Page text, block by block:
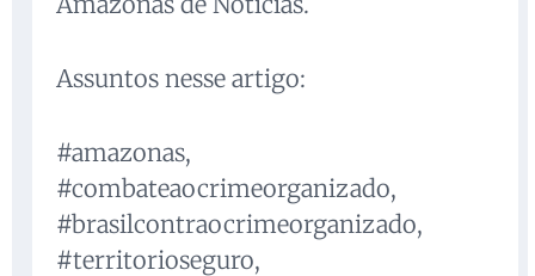
Assuntos nesse artigo:
#amazonas,
#combateaocrimeorganizado,
#brasilcontraocrimeorganizado,
#territorioseguro,